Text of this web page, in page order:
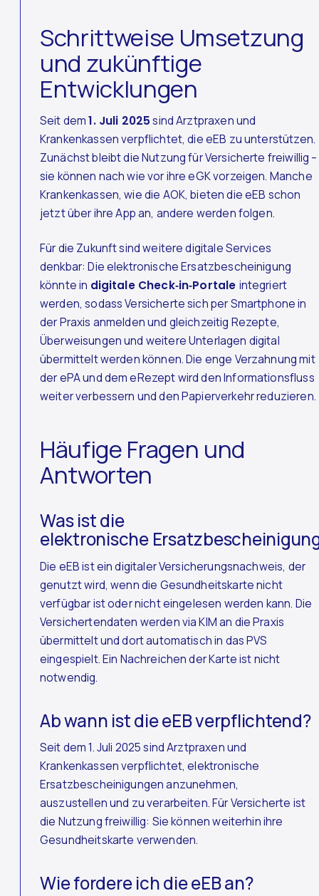
Schrittweise Umsetzung
und zukünftige
Entwicklungen
Seit dem1. Juli 2025sind Arztpraxen und
Krankenkassen verpflichtet, die eEB zu unterstützen.
Zunächst bleibt die Nutzung für Versicherte freiwillig –
sie können nach wie vor ihre eGK vorzeigen. Manche
Krankenkassen, wie die AOK, bieten die eEB schon
jetzt über ihre App an, andere werden folgen.
Für die Zukunft sind weitere digitale Services
denkbar: Die elektronische Ersatzbescheinigung
könnte in digitale Check‑in‑Portale integriert
werden, sodass Versicherte sich per Smartphone in
der Praxis anmelden und gleichzeitig Rezepte,
Überweisungen und weitere Unterlagen digital
übermittelt werden können. Die enge Verzahnung mit
der ePA und dem eRezept wird den Informationsfluss
weiter verbessern und den Papierverkehr reduzieren.
Häufige Fragen und
Antworten
Was ist die
elektronische
Die eEB ist ein digitaler Versicherungsnachweis, der
genutzt wird, wenn die Gesundheitskarte nicht
verfügbar ist oder nicht eingelesen werden kann. Die
Versichertendaten werden via KIM an die Praxis
übermittelt und dort automatisch in das PVS
eingespielt. Ein Nachreichen der Karte ist nicht
notwendig.
Ab wann ist die eEB verpflichtend?
Seit dem 1. Juli 2025 sind Arztpraxen und
Krankenkassen verpflichtet, elektronische
Ersatzbescheinigungen anzunehmen,
auszustellen und zu verarbeiten. Für Versicherte ist
die Nutzung freiwillig: Sie können weiterhin ihre
Gesundheitskarte verwenden.
Wie fordere ich die eEB an?